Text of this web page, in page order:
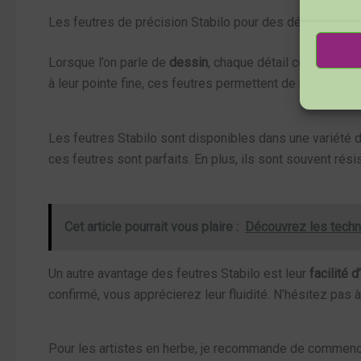
Les feutres de précision Stabilo pour des détails fins
Lorsque l’on parle de dessin, chaque détail compte !
à leur pointe fine, ces feutres permettent de réaliser
Les feutres Stabilo sont disponibles dans une variété
ces feutres sont parfaits. En plus, ils sont souvent
Cet article pourrait vous plaire : Découvrez les
Un autre avantage des feutres Stabilo est leur facilité
confirmé, vous apprécierez leur fluidité. N’hésitez
Pour les artistes en herbe, je recommande de